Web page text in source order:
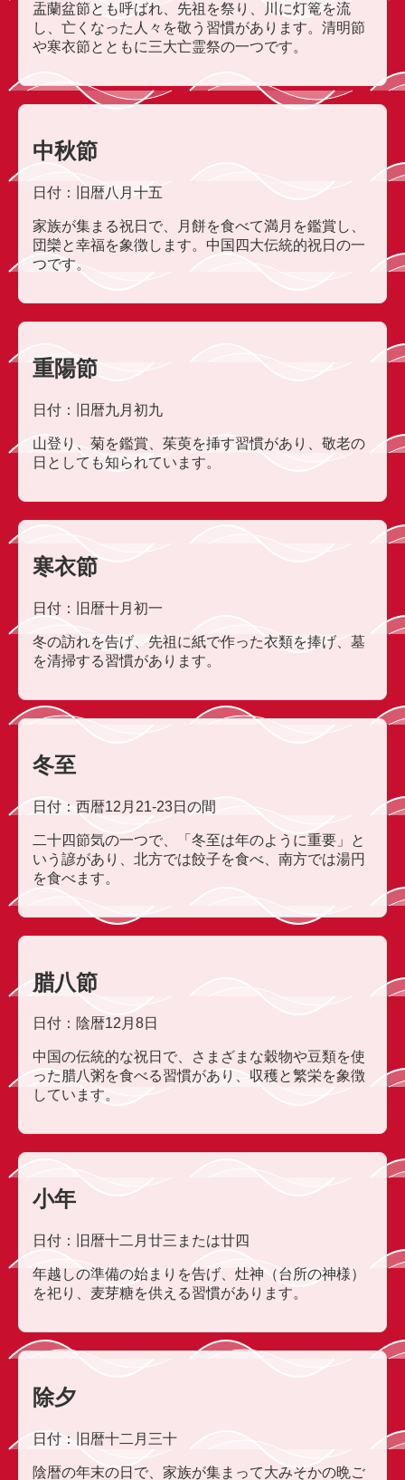
盂蘭盆節とも呼ばれ、先祖を祭り、川に灯篭を流
し、亡くなった人々を敬う習慣があります。清明節
や寒衣節とともに三大亡霊祭の一つです。
中秋節
日付：旧暦八月十五
家族が集まる祝日で、月餅を食べて満月を鑑賞し、
団欒と幸福を象徴します。中国四大伝統的祝日の一
つです。
重陽節
日付：旧暦九月初九
山登り、菊を鑑賞、茱萸を挿す習慣があり、敬老の
日としても知られています。
寒衣節
日付：旧暦十月初一
冬の訪れを告げ、先祖に紙で作った衣類を捧げ、墓
を清掃する習慣があります。
冬至
日付：西暦12月21-23日の間
二十四節気の一つで、「冬至は年のように重要」と
いう諺があり、北方では餃子を食べ、南方では湯円
を食べます。
腊八節
日付：陰暦12月8日
中国の伝統的な祝日で、さまざまな穀物や豆類を使
った腊八粥を食べる習慣があり、収穫と繁栄を象徴
しています。
小年
日付：旧暦十二月廿三または廿四
年越しの準備の始まりを告げ、灶神（台所の神様）
を祀り、麦芽糖を供える習慣があります。
除夕
日付：旧暦十二月三十
陰暦の年末の日で、家族が集まって大みそかの晩ご